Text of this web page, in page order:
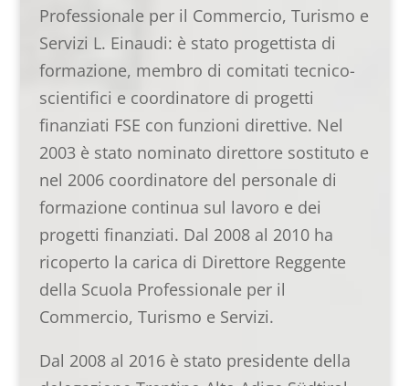
Professionale per il Commercio, Turismo e
Servizi L. Einaudi: è stato progettista di
formazione, membro di comitati tecnico-
scientifici e coordinatore di progetti
finanziati FSE con funzioni direttive. Nel
2003 è stato nominato direttore sostituto e
nel 2006 coordinatore del personale di
formazione continua sul lavoro e dei
progetti finanziati. Dal 2008 al 2010 ha
ricoperto la carica di Direttore Reggente
della Scuola Professionale per il
Commercio, Turismo e Servizi.
Dal 2008 al 2016 è stato presidente della